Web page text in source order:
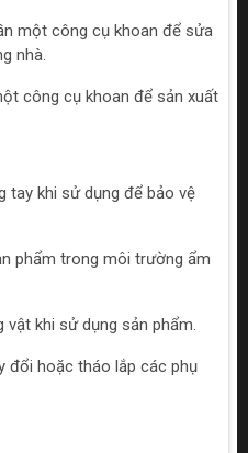
một công cụ khoan để sửa
nhà.
công cụ khoan để sản xuất
tay khi sử dụng để bảo vệ
phẩm trong môi trường ẩm
vật khi sử dụng sản phẩm.
đổi hoặc tháo lắp các phụ